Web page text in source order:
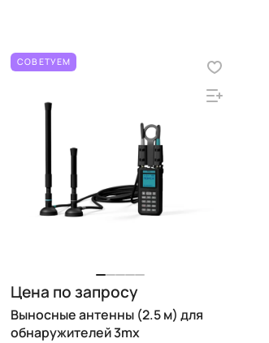
СОВЕТУЕМ
Цена по запросу
Выносные антенны (2.5 м) для
обнаружителей 3mx